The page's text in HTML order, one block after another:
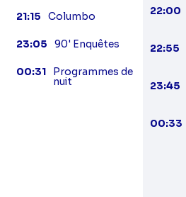
21:15 Columbo
23:05 90' Enquêtes
00:31 Programmes de
nuit
22:00
22:55
23:45
00:33